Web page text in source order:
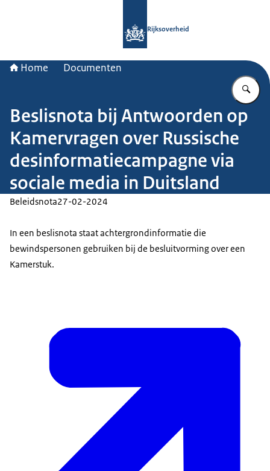
Rijksoverheid
Home Documenten
Beslisnota bij Antwoorden op
Kamervragen over Russische
desinformatiecampagne via
sociale media in Duitsland
Beleidsnota27-02-2024
In een beslisnota staat achtergrondinformatie die
bewindspersonen gebruiken bij de besluitvorming over een
Kamerstuk.